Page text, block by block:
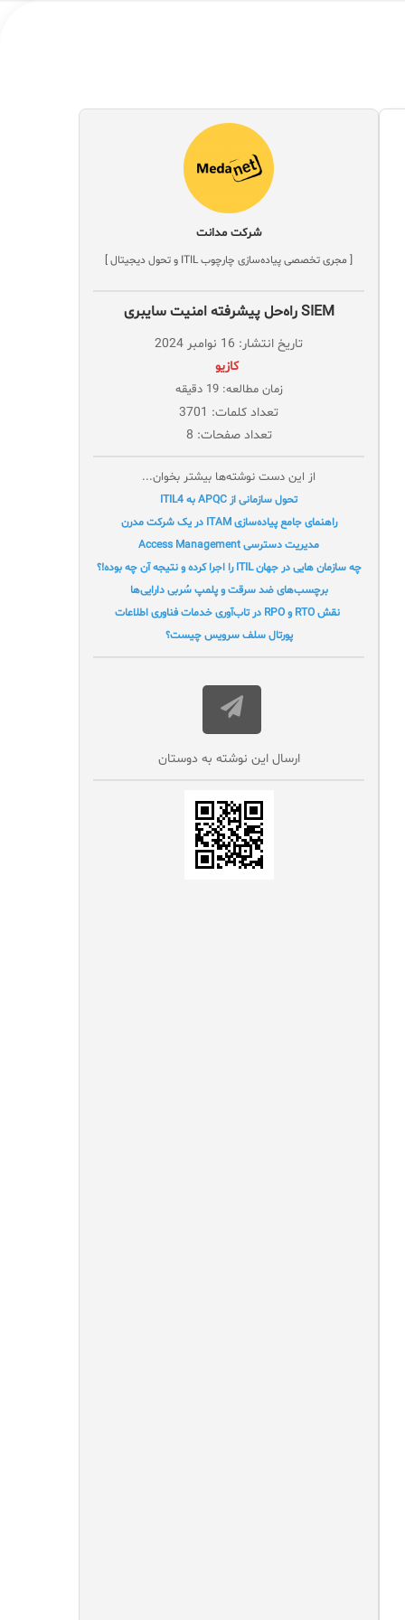
شرکت مدانت
[ مجری تخصصی پیاده‌سازی چارچوب ITIL و تحول دیجیتال ]
SIEM راه‌حل پیشرفته امنیت سایبری
تاریخ انتشار: 16 نوامبر 2024
‌ کازیو
زمان مطالعه: 19 دقیقه
تعداد کلمات: 3701
تعداد صفحات: 8
از این دست نوشته‌ها بیشتر بخوان...
تحول سازمانی از APQC به ITIL4
راهنمای جامع پیاده‌سازی ITAM در یک شرکت مدرن
مدیریت دسترسی Access Management
چه سازمان هایی در جهان ITIL را اجرا کرده و نتیجه آن چه بوده!؟
برچسب‌های ضد سرقت و پلمپ سُربی دارایی‌ها
نقش RTO و RPO در تاب‌آوری خدمات فناوری اطلاعات
پورتال سلف سرویس چيست؟
ارسال این نوشته به دوستان‌